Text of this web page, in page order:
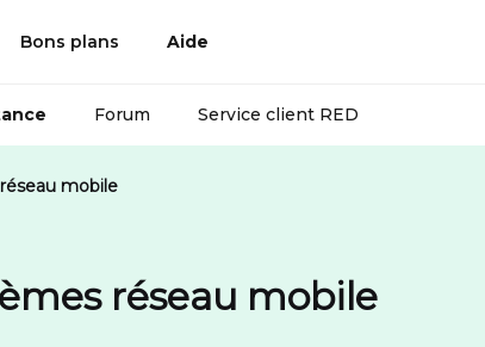
Bons plans Aide
Forum Service client RED
mobile
réseau mobile